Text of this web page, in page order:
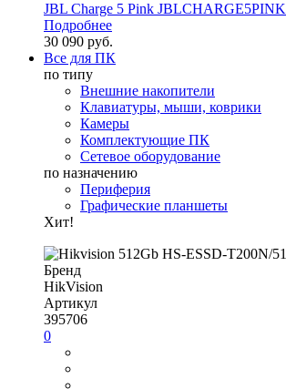
JBL Charge 5 Pink JBLCHARGE5PINK
Подробнее
30 090 руб.
Все для ПК
по типу
Внешние накопители
Клавиатуры, мыши, коврики
Камеры
Комплектующие ПК
Сетевое оборудование
по назначению
Периферия
Графические планшеты
Хит!
Бренд
HikVision
Артикул
395706
0